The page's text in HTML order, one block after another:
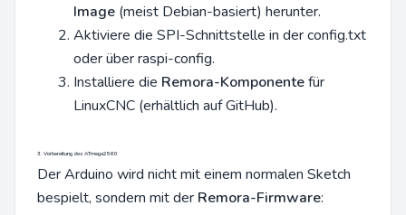
Image (meist Debian-basiert) herunter.
Aktiviere die SPI-Schnittstelle in der config.txt
oder über raspi-config.
Installiere die Remora-Komponentefür
LinuxCNC (erhältlich auf GitHub).
3. Vorbereitung des ATmega2560
Der Arduino wird nicht mit einem normalen Sketch
bespielt, sondern mit der Remora-Firmware: